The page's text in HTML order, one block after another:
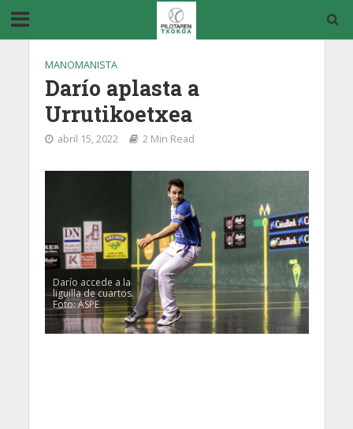
MANOMANISTA
Darío aplasta a
Urrutikoetxea
abril 15, 2022 2 Min Read
Darío accede a la
liguilla de cuartos.
Foto: ASPE